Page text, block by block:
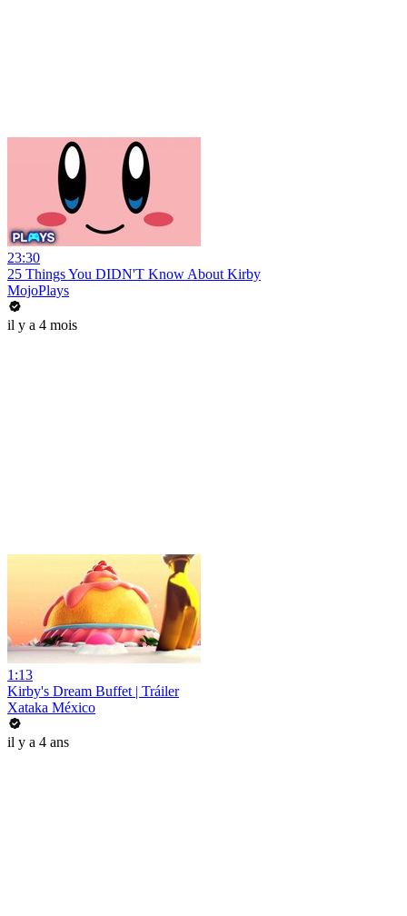
23:30
25 Things You DIDN'T Know About Kirby
MojoPlays
il y a 4 mois
1:13
Kirby's Dream Buffet | Tráiler
Xataka México
il y a 4 ans